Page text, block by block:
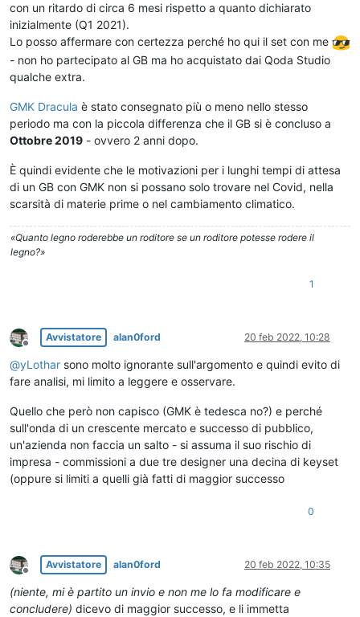
con un ritardo di circa 6 mesi rispetto a quanto dichiarato
inizialmente (Q1 2021).
Lo posso affermare con certezza perché ho qui il set con me
- non ho partecipato al GB ma ho acquistato dai Qoda Studio
qualche extra.
GMK Dracula è stato consegnato più o meno nello stesso
periodo ma con la piccola differenza che il GB si è concluso a
Ottobre 2019 - ovvero 2 anni dopo.
È quindi evidente che le motivazioni per i lunghi tempi di attesa
di un GB con GMK non si possano solo trovare nel Covid, nella
scarsità di materie prime o nel cambiamento climatico.
«Quanto legno roderebbe un roditore se un roditore potesse rodere il
legno?»
1
Non in linea
Avvistatore alan0ford 20 feb 2022, 10:28
@yLothar sono molto ignorante sull'argomento e quindi evito di
fare analisi, mi limito a leggere e osservare.
Quello che però non capisco (GMK è tedesca no?) e perché
sull'onda di un crescente mercato e successo di pubblico,
un'azienda non faccia un salto - si assuma il suo rischio di
impresa - commissioni a due tre designer una decina di keyset
(oppure si limiti a quelli già fatti di maggior successo
0
Non in linea
Avvistatore alan0ford 20 feb 2022, 10:35
(niente, mi è partito un invio e non me lo fa modificare e
concludere) dicevo di maggior successo, e li immetta